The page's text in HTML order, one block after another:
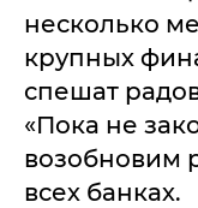
несколько
крупных
спешат
«Пока не
возобновим
всех банках.